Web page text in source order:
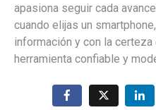
apasiona seguir cada
cuando elijas un
información y con la certeza
herramienta confiable y